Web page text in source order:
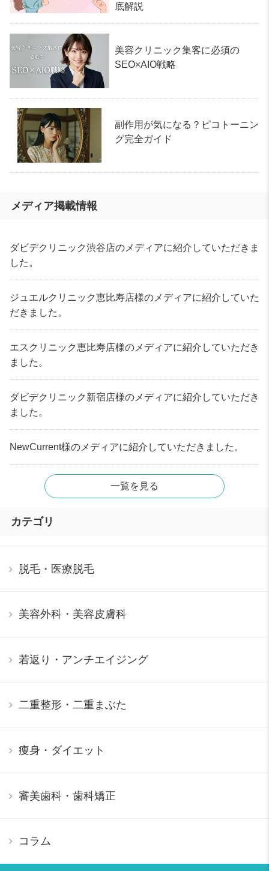
底解説
美容クリニック集客に必須の
SEO×AIO戦略
副作用が気になる？ピコトーニン
グ完全ガイド
メディア掲載情報
ダビデクリニック渋谷店のメディアに紹介していただきま
した。
ジュエルクリニック恵比寿店様のメディアに紹介していた
だきました。
エスクリニック恵比寿店様のメディアに紹介していただき
ました。
ダビデクリニック新宿店様のメディアに紹介していただき
ました。
NewCurrent様のメディアに紹介していただきました。
一覧を見る
カテゴリ
脱毛・医療脱毛
美容外科・美容皮膚科
若返り・アンチエイジング
二重整形・二重まぶた
痩身・ダイエット
審美歯科・歯科矯正
コラム